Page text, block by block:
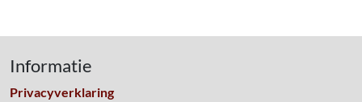
Informatie
Privacyverklaring